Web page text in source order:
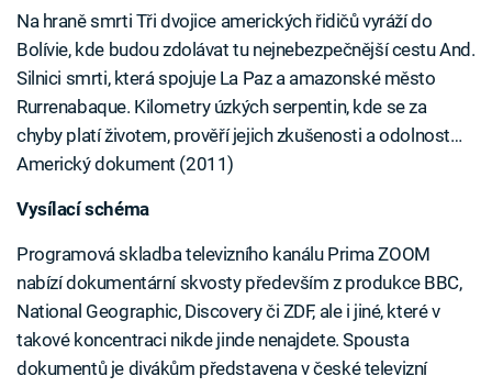
Na hraně smrti Tři dvojice amerických řidičů vyráží do
Bolívie, kde budou zdolávat tu nejnebezpečnější cestu And.
Silnici smrti, která spojuje La Paz a amazonské město
Rurrenabaque. Kilometry úzkých serpentin, kde se za
chyby platí životem, prověří jejich zkušenosti a odolnost…
Americký dokument (2011)
Vysílací schéma
Programová skladba televizního kanálu Prima ZOOM
nabízí dokumentární skvosty především z produkce BBC,
National Geographic, Discovery či ZDF, ale i jiné, které v
takové koncentraci nikde jinde nenajdete. Spousta
dokumentů je divákům představena v české televizní